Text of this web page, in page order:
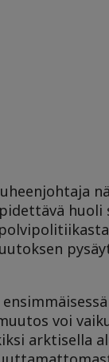
huoli
voi
arktisella